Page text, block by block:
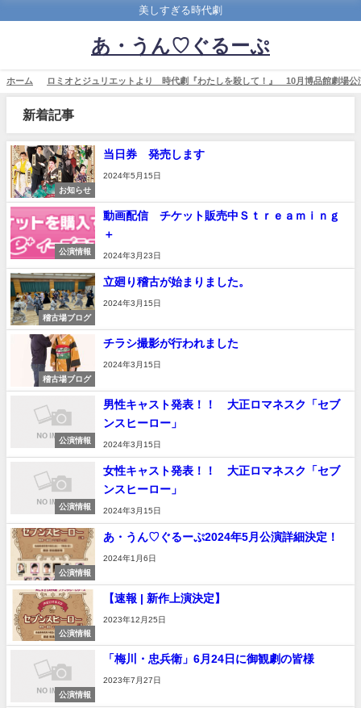
美しすぎる時代劇
あ・うん♡ぐるーぷ
ホーム ロミオとジュリエットより 時代劇『わたしを殺して！』 10月博品館劇場公
新着記事
お知らせ
当日券 発売します
2024年5月15日
公演情報
動画配信 チケット販売中Ｓｔｒｅａｍｉｎｇ
＋
2024年3月23日
稽古場ブログ
立廻り稽古が始まりました。
2024年3月15日
稽古場ブログ
チラシ撮影が行われました
2024年3月15日
公演情報
男性キャスト発表！！ 大正ロマネスク「セブ
ンスヒーロー」
2024年3月15日
公演情報
女性キャスト発表！！ 大正ロマネスク「セブ
ンスヒーロー」
2024年3月15日
公演情報
あ・うん♡ぐるーぷ2024年5月公演詳細決定！
2024年1月6日
公演情報
【速報 | 新作上演決定】
2023年12月25日
公演情報
「梅川・忠兵衛」6月24日に御観劇の皆様
2023年7月27日